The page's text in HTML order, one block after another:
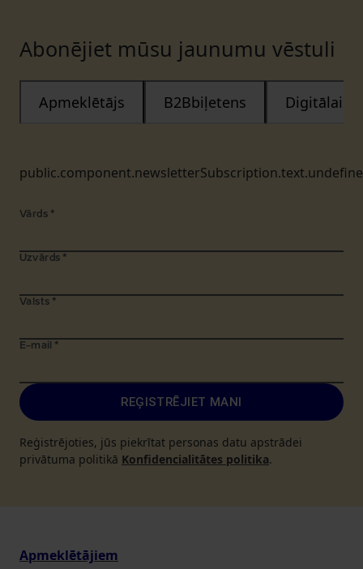
Abonējiet mūsu jaunumu vēstuli
Apmeklētājs B2Bbiļetens Digitālais
Vārds *
Uzvārds *
Valsts *
E-mail *
REĢISTRĒJIET MANI
Reģistrējoties, jūs piekrītat personas datu apstrādei
privātuma politikā Konfidencialitātes politika.
Apmeklētājiem